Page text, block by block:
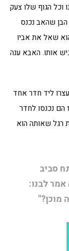
וכל הגוף שלו צעק
הבן שהאב נכנס
שאל את אביו
אותו. האבא ענה
ליד חדר אחד
הם נכנסו לחדר
כריתת רגל שאותה הוא
סביב
לבנו:
מוכן?"